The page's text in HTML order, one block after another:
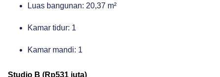
Luas bangunan: 20,37 m²
Kamar tidur: 1
Kamar mandi: 1
Studio B (Rp531 juta)